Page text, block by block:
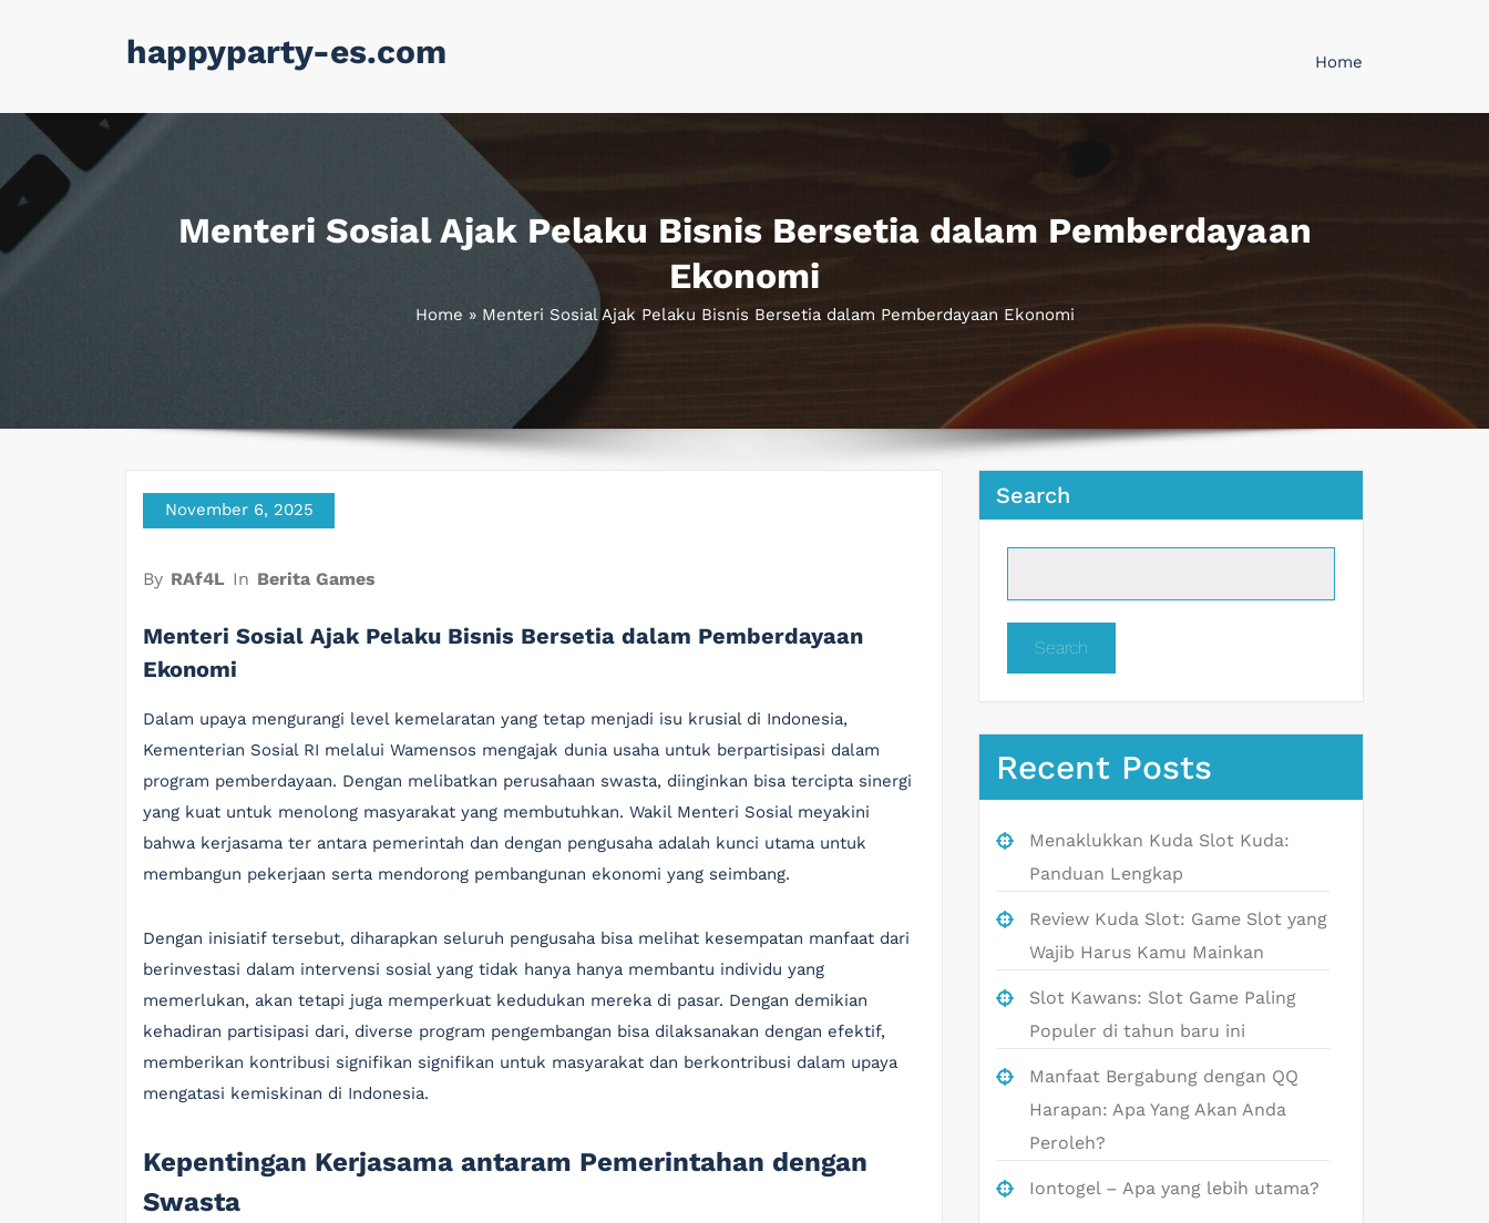
happyparty-es.com Home
Menteri Sosial Ajak Pelaku Bisnis Bersetia dalam Pemberdayaan
Ekonomi
Home » Menteri Sosial Ajak Pelaku Bisnis Bersetia dalam Pemberdayaan Ekonomi
November 6, 2025
By RAf4L In Berita Games
Menteri Sosial Ajak Pelaku Bisnis Bersetia dalam Pemberdayaan
Ekonomi
Dalam upaya mengurangi level kemelaratan yang tetap menjadi isu krusial di Indonesia,
Kementerian Sosial RI melalui Wamensos mengajak dunia usaha untuk berpartisipasi dalam
program pemberdayaan. Dengan melibatkan perusahaan swasta, diinginkan bisa tercipta sinergi
yang kuat untuk menolong masyarakat yang membutuhkan. Wakil Menteri Sosial meyakini
bahwa kerjasama ter antara pemerintah dan dengan pengusaha adalah kunci utama untuk
membangun pekerjaan serta mendorong pembangunan ekonomi yang seimbang.
Dengan inisiatif tersebut, diharapkan seluruh pengusaha bisa melihat kesempatan manfaat dari
berinvestasi dalam intervensi sosial yang tidak hanya hanya membantu individu yang
memerlukan, akan tetapi juga memperkuat kedudukan mereka di pasar. Dengan demikian
kehadiran partisipasi dari, diverse program pengembangan bisa dilaksanakan dengan efektif,
memberikan kontribusi signifikan signifikan untuk masyarakat dan berkontribusi dalam upaya
mengatasi kemiskinan di Indonesia.
Kepentingan Kerjasama antaram Pemerintahan dengan
Swasta
Search
Search
Recent Posts
Menaklukkan Kuda Slot Kuda:
Panduan Lengkap
Review Kuda Slot: Game Slot yang
Wajib Harus Kamu Mainkan
Slot Kawans: Slot Game Paling
Populer di tahun baru ini
Manfaat Bergabung dengan QQ
Harapan: Apa Yang Akan Anda
Peroleh?
Iontogel – Apa yang lebih utama?